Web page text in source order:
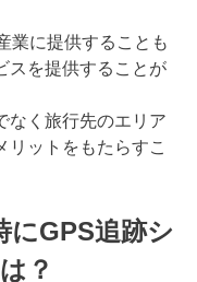
業に提供することも
スを提供することが
なく旅行先のエリア
リットをもたらすこ
にGPS追跡シ
？